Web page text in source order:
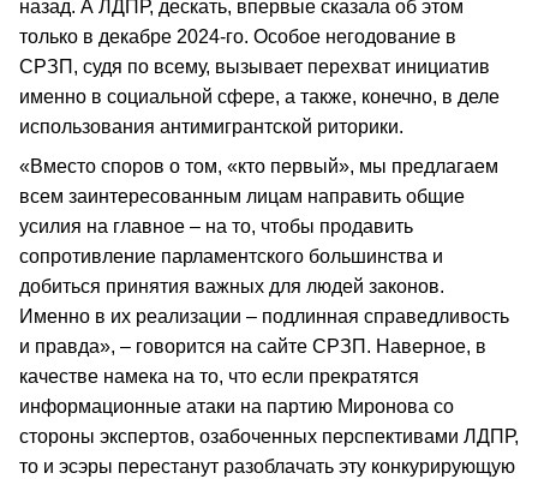
назад. А ЛДПР, дескать, впервые сказала об этом
только в декабре 2024-го. Особое негодование в
СРЗП, судя по всему, вызывает перехват инициатив
именно в социальной сфере, а также, конечно, в деле
использования антимигрантской риторики.
«Вместо споров о том, «кто первый», мы предлагаем
всем заинтересованным лицам направить общие
усилия на главное – на то, чтобы продавить
сопротивление парламентского большинства и
добиться принятия важных для людей законов.
Именно в их реализации – подлинная справедливость
и правда», – говорится на сайте СРЗП. Наверное, в
качестве намека на то, что если прекратятся
информационные атаки на партию Миронова со
стороны экспертов, озабоченных перспективами ЛДПР,
то и эсэры перестанут разоблачать эту конкурирующую